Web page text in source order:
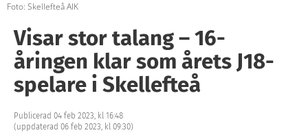
Foto: Skellefteå AIK
Visar stor talang – 16-
åringen klar som årets J18-
spelare i Skellefteå
Publicerad 04 feb 2023, kl 16:48
(uppdaterad 06 feb 2023, kl 09:30)